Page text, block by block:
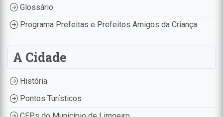
Glossário
Programa Prefeitas e Prefeitos Amigos da Criança
A Cidade
História
Pontos Turísticos